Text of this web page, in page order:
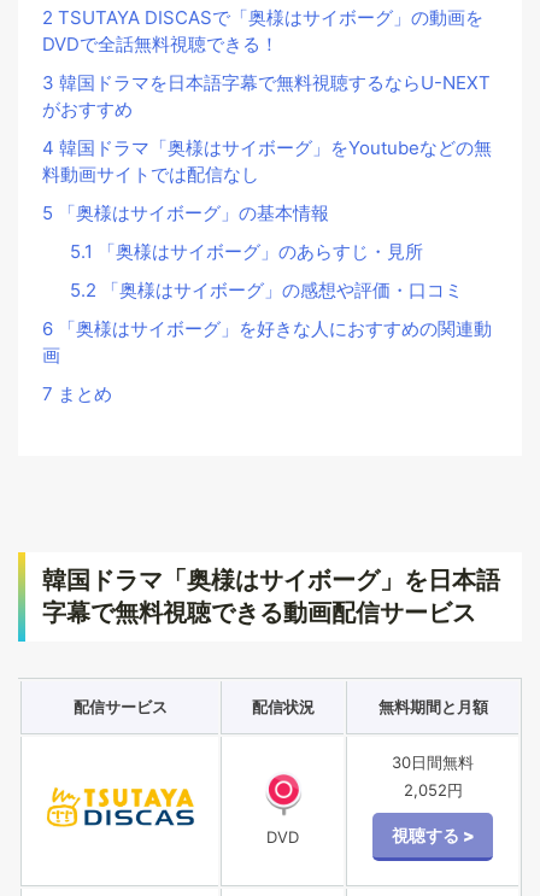
2 TSUTAYA DISCASで「奥様はサイボーグ」の動画を
DVDで全話無料視聴できる！
3 韓国ドラマを日本語字幕で無料視聴するならU-NEXT
がおすすめ
4 韓国ドラマ「奥様はサイボーグ」をYoutubeなどの無
料動画サイトでは配信なし
5 「奥様はサイボーグ」の基本情報
5.1 「奥様はサイボーグ」のあらすじ・見所
5.2 「奥様はサイボーグ」の感想や評価・口コミ
6 「奥様はサイボーグ」を好きな人におすすめの関連動
画
7 まとめ
韓国ドラマ「奥様はサイボーグ」を日本語
字幕で無料視聴できる動画配信サービス
配信サービス 配信状況 無料期間と月額
DVD
30日間無料
2,052円